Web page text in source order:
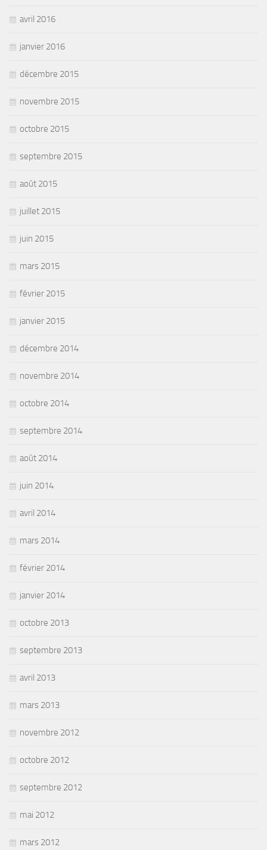
avril 2016
janvier 2016
décembre 2015
novembre 2015
octobre 2015
septembre 2015
août 2015
juillet 2015
juin 2015
mars 2015
février 2015
janvier 2015
décembre 2014
novembre 2014
octobre 2014
septembre 2014
août 2014
juin 2014
avril 2014
mars 2014
février 2014
janvier 2014
octobre 2013
septembre 2013
avril 2013
mars 2013
novembre 2012
octobre 2012
septembre 2012
mai 2012
mars 2012